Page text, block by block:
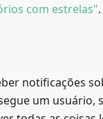
com estrelas".
notificações
um usuário,